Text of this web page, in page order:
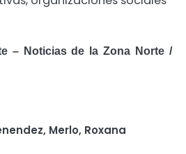
– Noticias de la Zona Norte /
, Merlo, Roxana